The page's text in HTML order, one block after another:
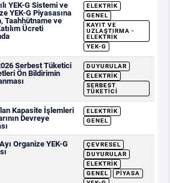
YEK-G Sistemi ve
YEK-G Piyasasına
Taahhütname ve
Ücreti
ELEKTRIK
GENEL
KAYIT VE
UZLAŞTIRMA -
ELEKTRIK
YEK-G
Serbest Tüketici
Ön Bildirimin
DUYURULAR
ELEKTRIK
SERBEST
TÜKETICI
Kapasite İşlemleri
Devreye
ELEKTRIK
GENEL
Organize YEK-G
ÇEVRESEL
DUYURULAR
ELEKTRIK
GENEL
PIYASA